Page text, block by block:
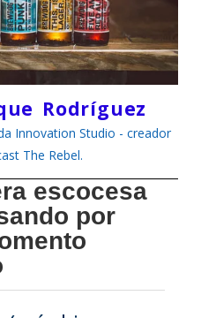
Rodríguez
Innovation Studio - creador
The Rebel.
escocesa
por